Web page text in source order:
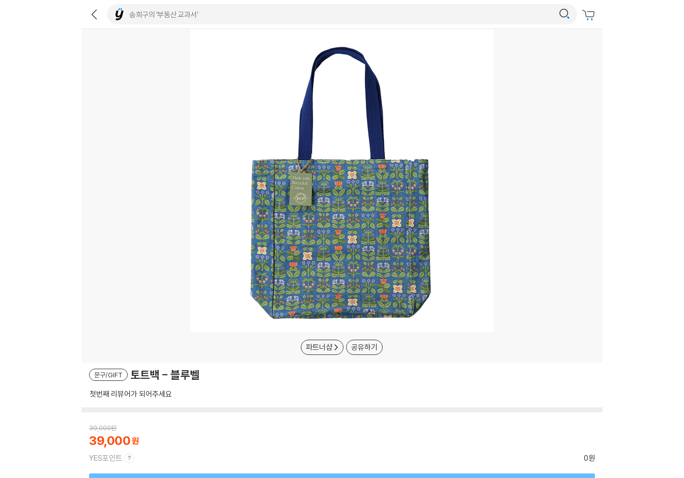
파트너샵 공유하기
문구/GIFT 토트백 - 블루벨
첫번째 리뷰어가 되어주세요
39,000원
39,000
YES포인트 0원